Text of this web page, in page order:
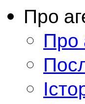
Про
Про